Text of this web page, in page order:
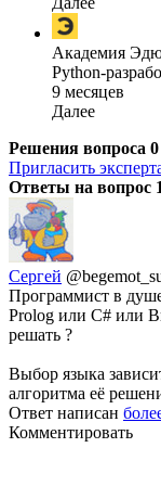
Академия
Python-
9 месяцев
Далее
Решения вопроса 0
Пригласить
Ответы на вопрос 1
Сергей
Программист в
Prolog или C# или
решать ?
Выбор языка
алгоритма её
Ответ написан
Комментировать